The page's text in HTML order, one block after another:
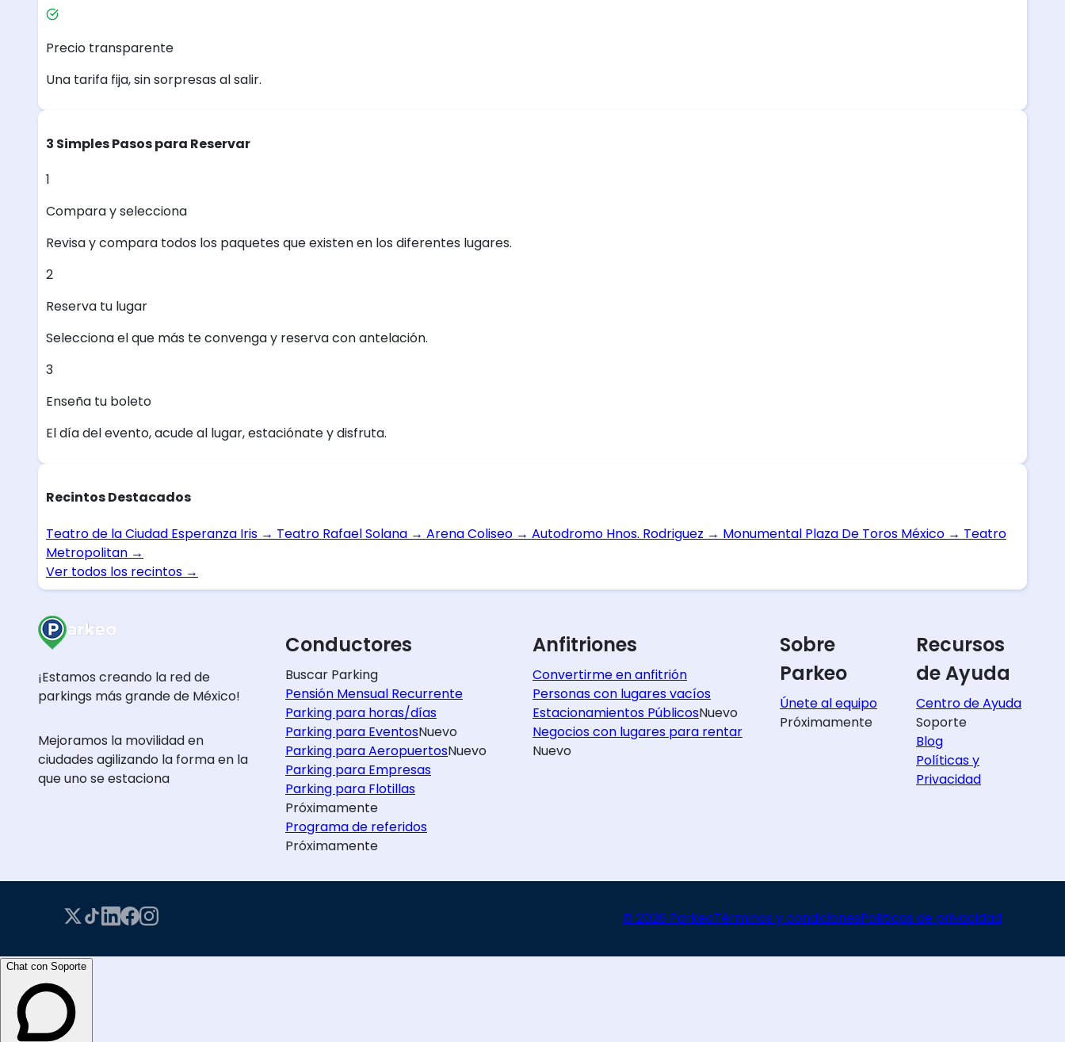
Precio transparente
Una tarifa fija, sin sorpresas al salir.
3 Simples Pasos para Reservar
1
Compara y selecciona
Revisa y compara todos los paquetes que existen en los diferentes lugares.
2
Reserva tu lugar
Selecciona el que más te convenga y reserva con antelación.
3
Enseña tu boleto
El día del evento, acude al lugar, estaciónate y disfruta.
Recintos Destacados
Teatro de la Ciudad Esperanza Iris → Teatro Rafael Solana → Arena Coliseo → Autodromo Hnos. Rodriguez → Monumental Plaza De Toros México → Teatro
Metropolitan →
Ver todos los recintos →
¡Estamos creando la red de
parkings más grande de México!
Mejoramos la movilidad en
ciudades agilizando la forma en la
que uno se estaciona
Conductores
Buscar Parking
Pensión Mensual Recurrente
Parking para horas/días
Parking para EventosNuevo
Parking para AeropuertosNuevo
Parking para Empresas
Parking para Flotillas
Próximamente
Programa de referidos
Próximamente
Anfitriones
Convertirme en anfitrión
Personas con lugares vacíos
Estacionamientos PúblicosNuevo
Negocios con lugares para rentar
Nuevo
Recursos
de Ayuda
Centro de Ayuda
Soporte
Blog
Políticas y
Privacidad
Sobre
Parkeo
Únete al equipo
Próximamente
© 2026 ParkeoTérminos y condicionesPolíticas de privacidad
Chat con Soporte